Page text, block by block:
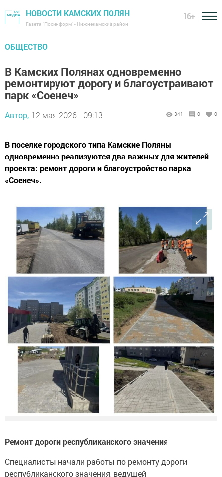
НОВОСТИ КАМСКИХ ПОЛЯН
Газета "Посинформ" - Нижнекамский район
16+
ОБЩЕСТВО
В Камских Полянах одновременно
ремонтируют дорогу и благоустраивают
парк «Соенеч»
Автор, 12 мая 2026 - 09:13 341 0 0
В поселке городского типа Камские Поляны
одновременно реализуются два важных для жителей
проекта: ремонт дороги и благоустройство парка
«Соенеч».
Ремонт дороги республиканского значения
Специалисты начали работы по ремонту дороги
республиканского значения, ведущей